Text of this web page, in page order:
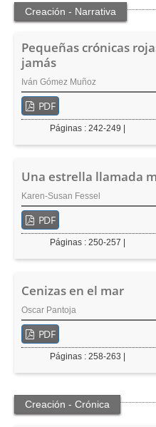
Creación - Narrativa
Pequeñas crónicas
jamás
Iván Gómez Muñoz
PDF
Páginas : 242-249 |
Una estrella llamada
Karen-Susan Fessel
PDF
Páginas : 250-257 |
Cenizas en el mar
Oscar Pantoja
PDF
Páginas : 258-263 |
Creación - Crónica